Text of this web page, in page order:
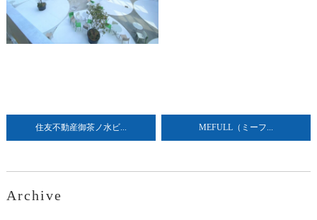
住友不動産御茶ノ水ビ... MEFULL（ミーフ...
Archive